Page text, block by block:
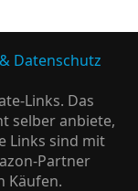
Datenschutz
Links. Das
selber anbiete,
Links sind mit
Partner
Käufen.